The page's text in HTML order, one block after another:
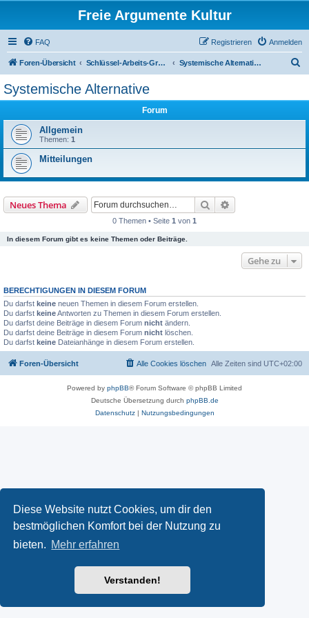
Diese Website nutzt Cookies, um dir den
bestmöglichen Komfort bei der Nutzung zu
bieten. Mehr erfahren
Verstanden!
Freie Argumente Kultur
FAQ Anmelden
Registrieren
Foren-Übersicht Schlüssel-Arbeits-Gruppen(AGs) Systemische Alternative
Systemische Alternative
Forum
Allgemein
Themen: 1
Mitteilungen
Neues Thema Suche
0 Themen • Seite 1 von 1
In diesem Forum gibt es keine Themen oder Beiträge.
Gehe zu
BERECHTIGUNGEN IN DIESEM FORUM
Du darfst keine neuen Themen in diesem Forum erstellen.
Du darfst keineAntworten zu Themen in diesem Forum erstellen.
Du darfst deine Beiträge in diesem Forum nicht ändern.
Du darfst deine Beiträge in diesem Forum nicht löschen.
Du darfst keine Dateianhänge in diesem Forum erstellen.
Foren-Übersicht Alle Zeiten sind UTC+02:00
Alle Cookies löschen
Powered by phpBB® Forum Software © phpBB Limited
Deutsche Übersetzung durch phpBB.de
Datenschutz| Nutzungsbedingungen